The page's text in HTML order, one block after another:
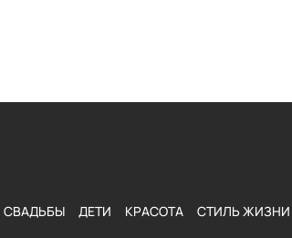
СВАДЬБЫ ДЕТИ КРАСОТА СТИЛЬ ЖИЗНИ